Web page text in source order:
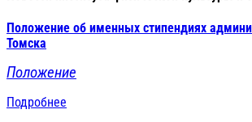
Положение об именных стипендиях
Томска
Положение
Подробнее